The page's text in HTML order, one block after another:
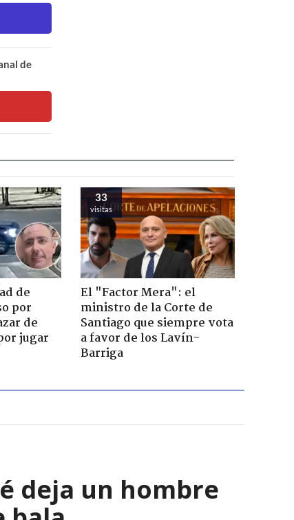
de
de
por
de
jugar
33
visitas
El "Factor Mera": el
ministro de la Corte de
Santiago que siempre vota
a favor de los Lavín-
Barriga
deja un hombre